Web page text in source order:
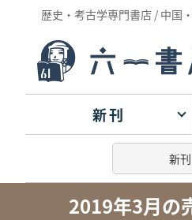
歴史・考古学専門書店 / 中国
新刊
2019年3月の